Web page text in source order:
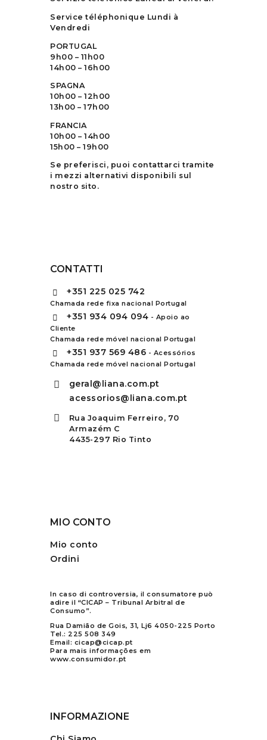
Service téléphonique Lundi à
Vendredi
PORTUGAL
9h00 – 11h00
14h00 – 16h00
SPAGNA
10h00 – 12h00
13h00 – 17h00
FRANCIA
10h00 – 14h00
15h00 – 19h00
Se preferisci, puoi contattarci tramite
i mezzi alternativi disponibili sul
nostro sito.
CONTATTI
+351 225 025 742
Chamada rede fixa nacional Portugal
+351 934 094 094 - Apoio ao
Cliente
Chamada rede móvel nacional Portugal
+351 937 569 486 - Acessórios
Chamada rede móvel nacional Portugal
geral@liana.com.pt
acessorios@liana.com.pt
Rua Joaquim Ferreiro, 70
Armazém C
4435-297 Rio Tinto
MIO CONTO
Mio conto
Ordini
In caso di controversia, il consumatore può
adire il “CICAP – Tribunal Arbitral de
Consumo”.
Rua Damião de Gois, 31, Lj6 4050-225 Porto
Tel.: 225 508 349
Email: cicap@cicap.pt
Para mais informações em
www.consumidor.pt
INFORMAZIONE